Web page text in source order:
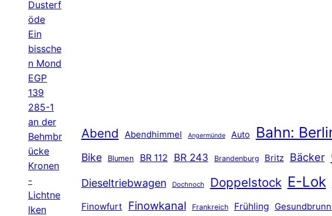
Dusterf
öde
Ein
bissche
n Mond
EGP
139
285-1
an der
Behmbr
ücke
Kronen
-
Lichtne
lken
Abend Abendhimmel Angermünde Auto Bahn:
Bike Blumen BR 112 BR 243 Brandenburg Britz Bäcker
Dieseltriebwagen Dochnoch Doppelstock E-Lok
Finowfurt Finowkanal Frankreich Frühling